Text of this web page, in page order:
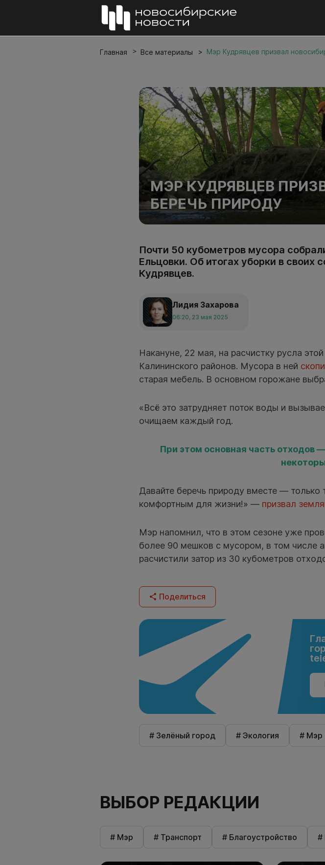
Главная Все материалы Мэр Кудрявцев призвал
МЭР КУДРЯВЦЕВ
БЕРЕЧЬ ПРИРОДУ
Почти 50 кубометров мусора
Ельцовки. Об итогах уборки в
Кудрявцев.
Лидия Захарова
06:20, 23 мая 2025
Накануне, 22 мая, на расчистку русла
Калининского районов. Мусора в ней
старая мебель. В основном горожане
«Всё это затрудняет поток воды и
очищаем каждый год.
При этом основная часть отходов
Давайте беречь природу вместе —
комфортным для жизни!» — призвал
Мэр напомнил, что в этом сезоне уже
более 90 мешков с мусором, в том числе
расчистили затор из 30 кубометров
Поделиться
# Зелёный город # Экология # Мэр
ВЫБОР РЕДАКЦИИ
# Мэр # Транспорт # Благоустройство #